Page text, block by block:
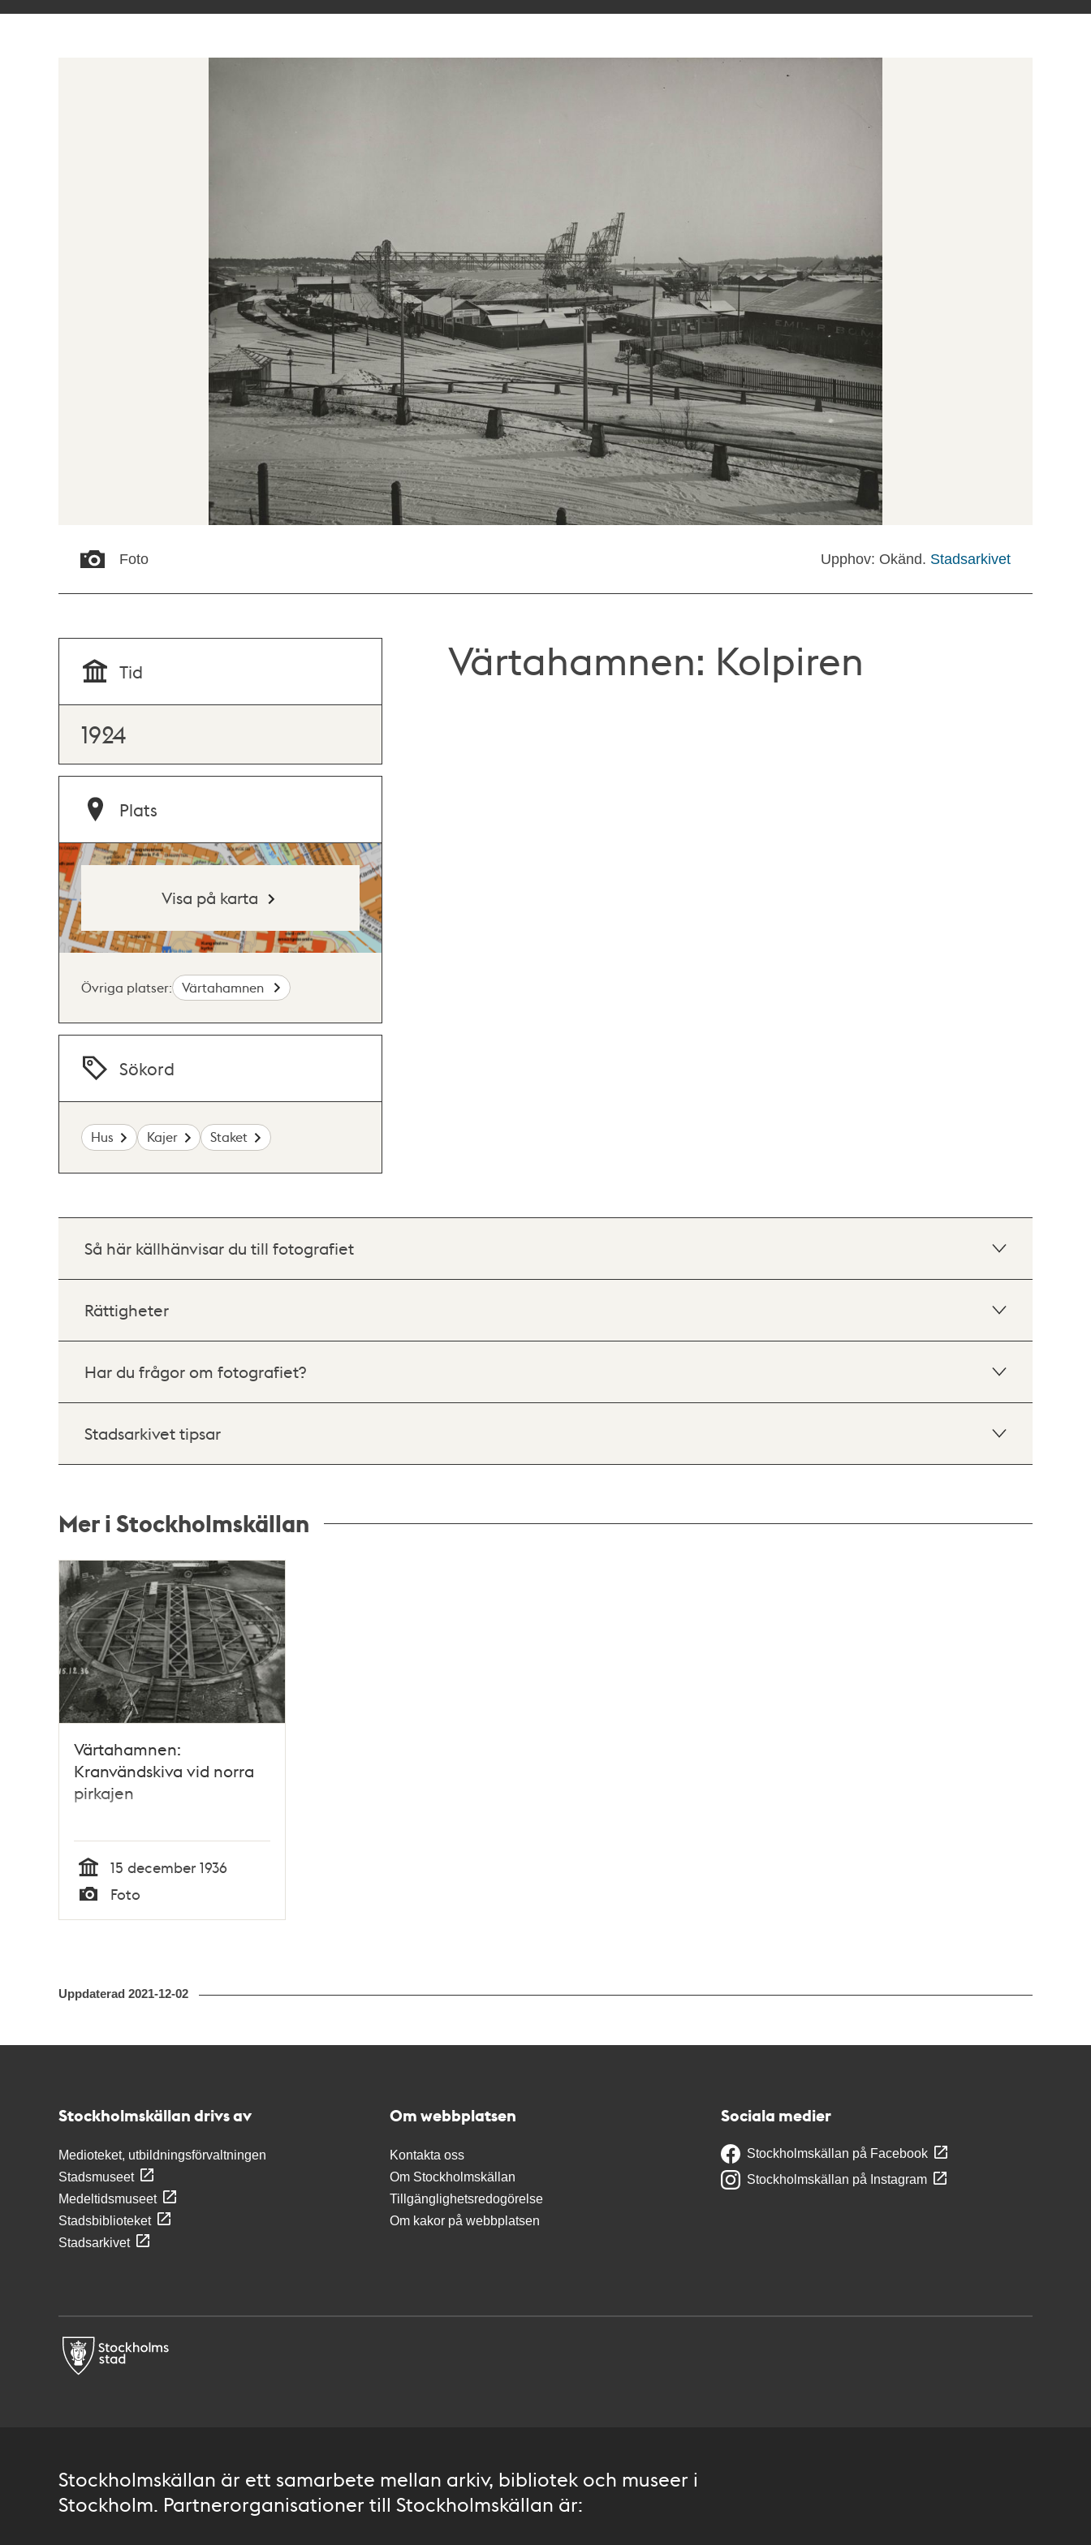
Foto Upphov: Okänd. Stadsarkivet
Värtahamnen: Kolpiren
Tid
1924
Plats
Visa på karta
Övriga platser: Värtahamnen
Sökord
Hus Kajer Staket
Så här källhänvisar du till fotografiet
Rättigheter
Har du frågor om fotografiet?
Stadsarkivet tipsar
Mer i Stockholmskällan
Relaterade
poster
och
teman
Värtahamnen:
Kranvändskiva vid norra
pirkajen
Tid
15 december 1936
Typ
Foto
Uppdaterad 2021-12-02
Stockholmskällan drivs av
Medioteket, utbildningsförvaltningen
Stadsmuseet
Medeltidsmuseet
Stadsbiblioteket
Stadsarkivet
Om webbplatsen
Kontakta oss
Om Stockholmskällan
Tillgänglighetsredogörelse
Om kakor på webbplatsen
Sociala medier
Stockholmskällan på Facebook
Stockholmskällan på Instagram
Stockholmskällan är ett samarbete mellan arkiv, bibliotek och museer i
Stockholm. Partnerorganisationer till Stockholmskällan är: